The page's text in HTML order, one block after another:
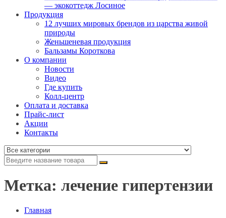
— экокоттедж Лосиное
Продукция
12 лучших мировых брендов из царства живой
природы
Женьшеневая продукция
Бальзамы Короткова
О компании
Новости
Видео
Где купить
Колл-центр
Оплата и доставка
Прайс-лист
Акции
Контакты
Метка: лечение гипертензии
Главная